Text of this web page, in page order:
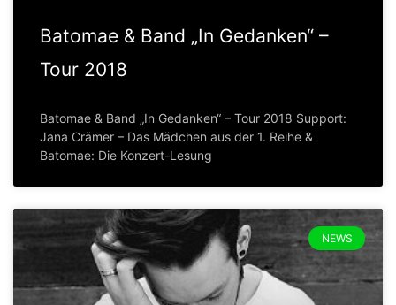
Batomae & Band „In Gedanken“ –
Tour 2018
Batomae & Band „In Gedanken“ – Tour 2018 Support:
Jana Crämer – Das Mädchen aus der 1. Reihe &
Batomae: Die Konzert-Lesung
NEWS